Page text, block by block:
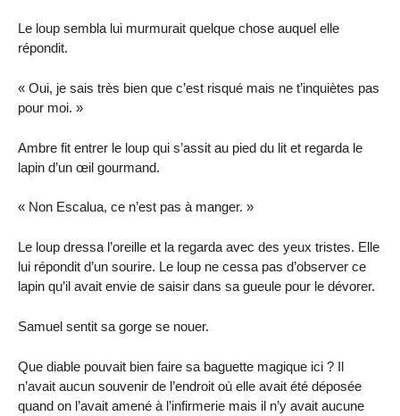
Le loup sembla lui murmurait quelque chose auquel elle
répondit.
« Oui, je sais très bien que c’est risqué mais ne t’inquiètes pas
pour moi. »
Ambre fit entrer le loup qui s’assit au pied du lit et regarda le
lapin d’un œil gourmand.
« Non Escalua, ce n’est pas à manger. »
Le loup dressa l’oreille et la regarda avec des yeux tristes. Elle
lui répondit d’un sourire. Le loup ne cessa pas d’observer ce
lapin qu’il avait envie de saisir dans sa gueule pour le dévorer.
Samuel sentit sa gorge se nouer.
Que diable pouvait bien faire sa baguette magique ici ? Il
n’avait aucun souvenir de l’endroit où elle avait été déposée
quand on l’avait amené à l’infirmerie mais il n’y avait aucune